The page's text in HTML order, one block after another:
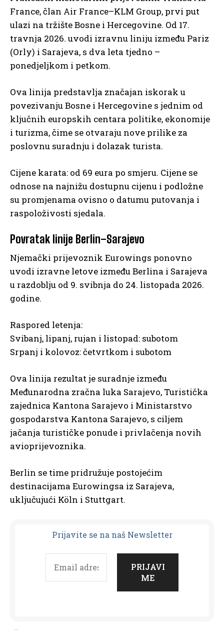
France, član Air France–KLM Group, prvi put
ulazi na tržište Bosne i Hercegovine. Od 17.
travnja 2026. uvodi izravnu liniju između Pariz
(Orly) i Sarajeva, s dva leta tjedno –
ponedjeljkom i petkom.
Ova linija predstavlja značajan iskorak u
povezivanju Bosne i Hercegovine s jednim od
ključnih europskih centara politike, ekonomije
i turizma, čime se otvaraju nove prilike za
poslovnu suradnju i dolazak turista.
Cijene karata: od 69 eura po smjeru. Cijene se
odnose na najnižu dostupnu cijenu i podložne
su promjenama ovisno o datumu putovanja i
raspoloživosti sjedala.
Povratak linije Berlin–Sarajevo
Njemački prijevoznik Eurowings ponovno
uvodi izravne letove između Berlina i Sarajeva
u razdoblju od 9. svibnja do 24. listopada 2026.
godine.
Raspored letenja:
Svibanj, lipanj, rujan i listopad: subotom
Srpanj i kolovoz: četvrtkom i subotom
Ova linija rezultat je suradnje između
Međunarodna zračna luka Sarajevo, Turistička
zajednica Kantona Sarajevo i Ministarstvo
gospodarstva Kantona Sarajevo, s ciljem
jačanja turističke ponude i privlačenja novih
avioprijevoznika.
Berlin se time pridružuje postojećim
destinacijama Eurowingsa iz Sarajeva,
uključujući Köln i Stuttgart.
Prijavite se na naš Newsletter